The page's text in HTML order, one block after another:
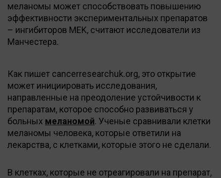
меланомы может способствовать повышению
эффективности экспериментальных препаратов
– ингибиторов MEK, считают исследователи из
Манчестера.
Как пишет cancerresearchuk.org, это открытие
может инициировать исследования,
направленные на преодоление устойчивости к
препаратам, которое способно развиваться у
больных меланомой. Ученые сравнивали клетки
меланомы человека, которые ответили на
лекарства, с клетками, которые этого не сделали.
В клетках, которые не отреагировали на препарат,